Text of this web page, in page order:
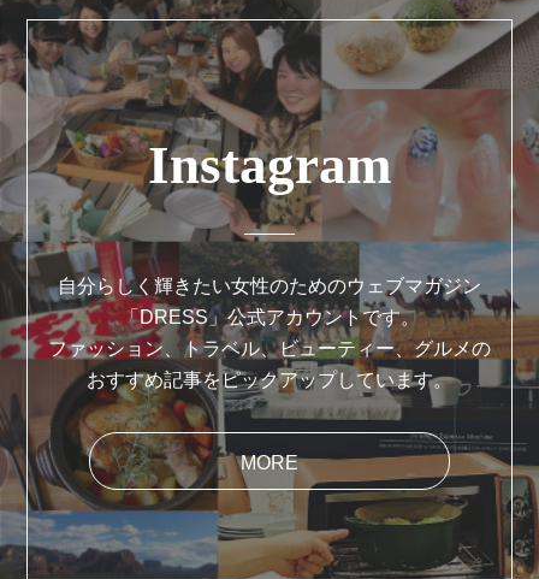
Instagram
自分らしく輝きたい女性のためのウェブマガジン
「DRESS」公式アカウントです。
ファッション、トラベル、ビューティー、グルメの
おすすめ記事をピックアップしています。
MORE